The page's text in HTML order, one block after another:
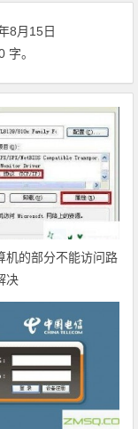
8月15日
字。
机的部分不能访问路
决